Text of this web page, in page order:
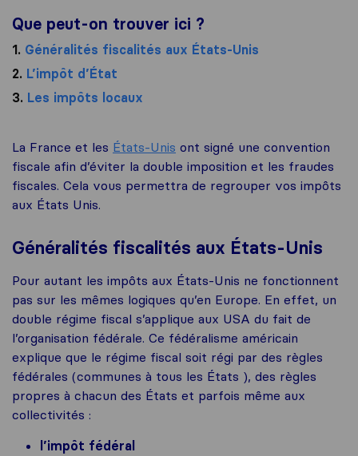
Que peut-on trouver ici ?
1. Généralités fiscalités aux États-Unis
2. L’impôt d’État
3. Les impôts locaux
La France et les États-Unis ont signé une convention
fiscale afin d’éviter la double imposition et les fraudes
fiscales. Cela vous permettra de regrouper vos impôts
aux États Unis.
Généralités fiscalités aux États-Unis
Pour autant les impôts aux États-Unis ne fonctionnent
pas sur les mêmes logiques qu’en Europe. En effet, un
double régime fiscal s’applique aux USA du fait de
l’organisation fédérale. Ce fédéralisme américain
explique que le régime fiscal soit régi par des règles
fédérales (communes à tous les États ), des règles
propres à chacun des États et parfois même aux
collectivités :
l’impôt fédéral